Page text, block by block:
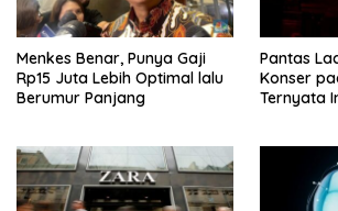
Menkes Benar, Punya Gaji
Rp15 Juta Lebih Optimal lalu
Berumur Panjang
Pantas
Konser
Ternyata